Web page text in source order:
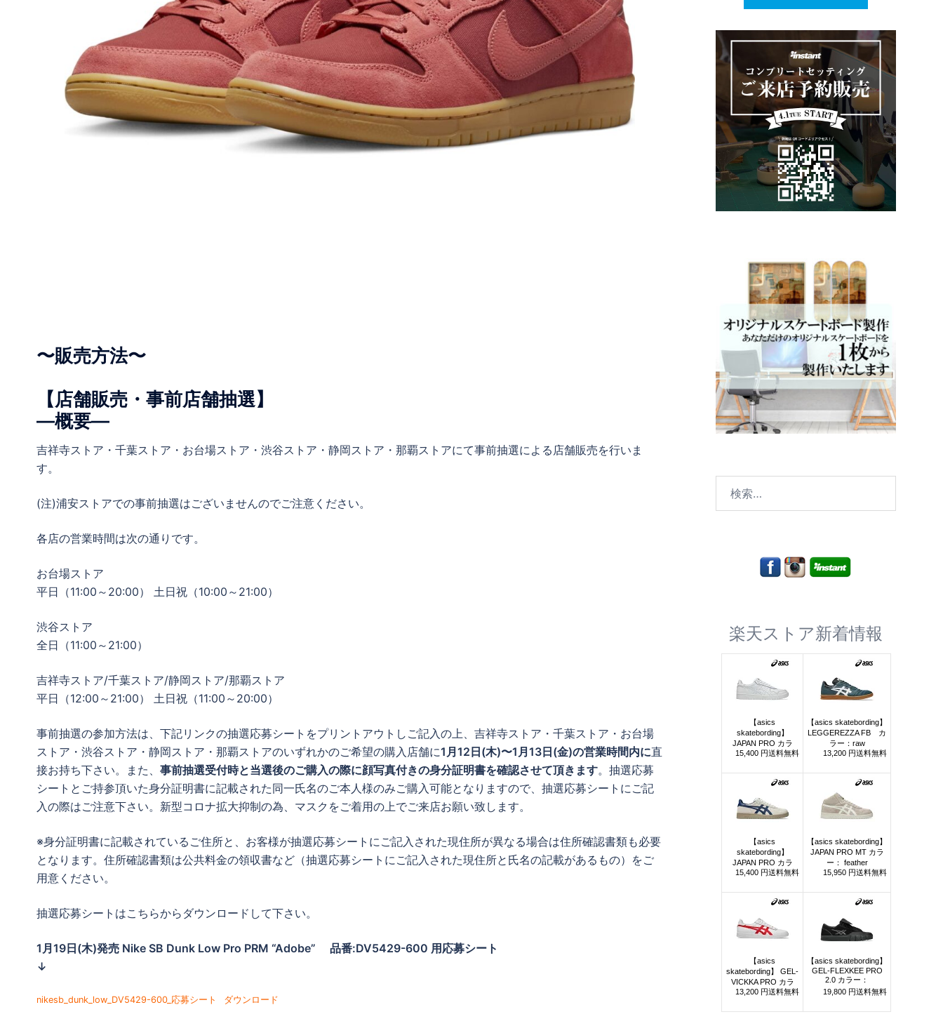
〜販売方法〜
【店舗販売・事前店舗抽選】
―概要―
吉祥寺ストア・千葉ストア・お台場ストア・渋谷ストア・静岡ストア・那覇ストアにて事前抽選による店舗販売を行いま
す。
(注)浦安ストアでの事前抽選はございませんのでご注意ください。
各店の営業時間は次の通りです。
お台場ストア
平日（11:00～20:00） 土日祝（10:00～21:00）
渋谷ストア
全日（11:00～21:00）
吉祥寺ストア/千葉ストア/静岡ストア/那覇ストア
平日（12:00～21:00） 土日祝（11:00～20:00）
事前抽選の参加方法は、下記リンクの抽選応募シートをプリントアウトしご記入の上、吉祥寺ストア・千葉ストア・お台場
ストア・渋谷ストア・静岡ストア・那覇ストアのいずれかのご希望の購入店舗に1月12日(木)〜1月13日(金)の営業時間内に直
接お持ち下さい。また、 事前抽選受付時と当選後のご購入の際に顔写真付きの身分証明書を確認させて頂きます。抽選応募
シートとご持参頂いた身分証明書に記載された同一氏名のご本人様のみご購入可能となりますので、抽選応募シートにご記
入の際はご注意下さい。新型コロナ拡大抑制の為、マスクをご着用の上でご来店お願い致します。
※身分証明書に記載されているご住所と、お客様が抽選応募シートにご記入された現住所が異なる場合は住所確認書類も必要
となります。住所確認書類は公共料金の領収書など（抽選応募シートにご記入された現住所と氏名の記載があるもの）をご
用意ください。
抽選応募シートはこちらからダウンロードして下さい。
1月19日(木)発売 Nike SB Dunk Low Pro PRM “Adobe” 品番:DV5429-600 用応募シート
↓
nikesb_dunk_low_DV5429-600_応募シート ダウンロード
楽天ストア新着情報